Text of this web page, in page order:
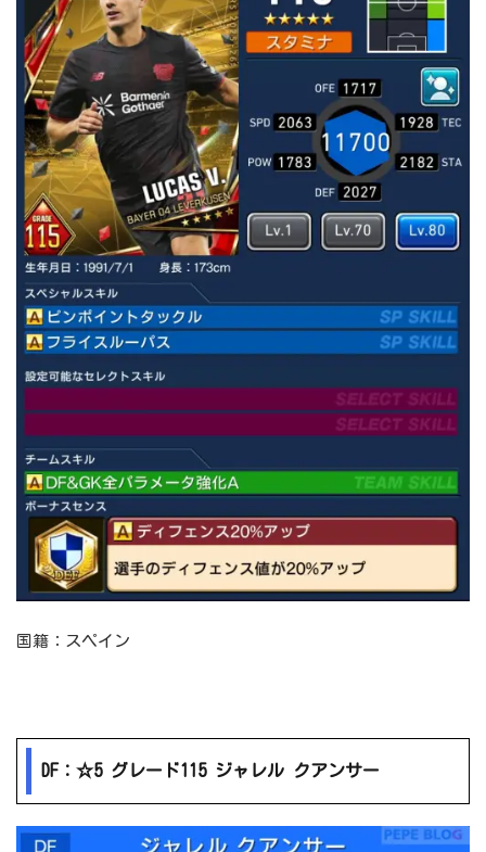
国籍：スペイン
DF：☆5 グレード115 ジャレル クアンサー